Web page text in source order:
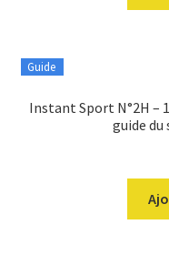
Guide
Instant Sport N°2H –
guide